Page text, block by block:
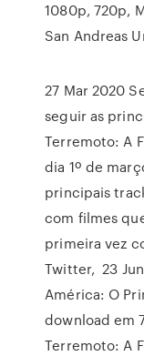
1080p, 720p,
San Andreas
27 Mar 2020
seguir as
Terremoto: A
dia 1º de
principais
com filmes
primeira vez
Twitter, 23
América: O
download em
Terremoto: A